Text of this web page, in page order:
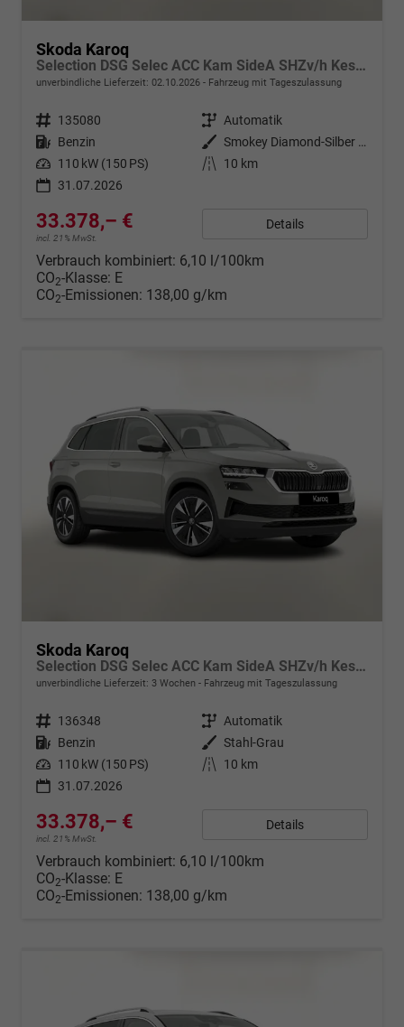
Skoda Karoq
Selection DSG Selec ACC Kam SideA SHZv/h Kessy SunS
unverbindliche Lieferzeit: 02.10.2026 Fahrzeug mit Tageszulassung
Fahrzeugnr. 135080 Getriebe Automatik
Kraftstoff Benzin Außenfarbe
Smokey Diamond-Silber Metallic
Leistung 110 kW (150 PS) Kilometerstand
10 km
31.07.2026
33.378,– €
incl. 21% MwSt.
Details
Verbrauch kombiniert: 6,10 l/100km
CO2-Klasse: E
CO2-Emissionen: 138,00 g/km
Skoda Karoq
Selection DSG Selec ACC Kam SideA SHZv/h Kessy SunS
unverbindliche Lieferzeit: 3 Wochen Fahrzeug mit Tageszulassung
Fahrzeugnr. 136348 Getriebe Automatik
Kraftstoff Benzin Außenfarbe Stahl-Grau
Leistung 110 kW (150 PS) Kilometerstand
10 km
31.07.2026
33.378,– €
incl. 21% MwSt.
Details
Verbrauch kombiniert: 6,10 l/100km
CO2-Klasse: E
CO2-Emissionen: 138,00 g/km